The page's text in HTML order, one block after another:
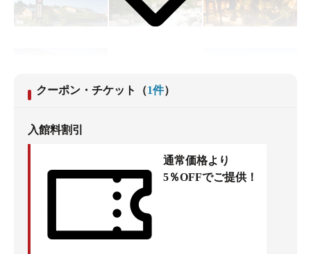
クーポン・チケット （1件）
入館料割引
通常価格より
5％OFFでご提供！